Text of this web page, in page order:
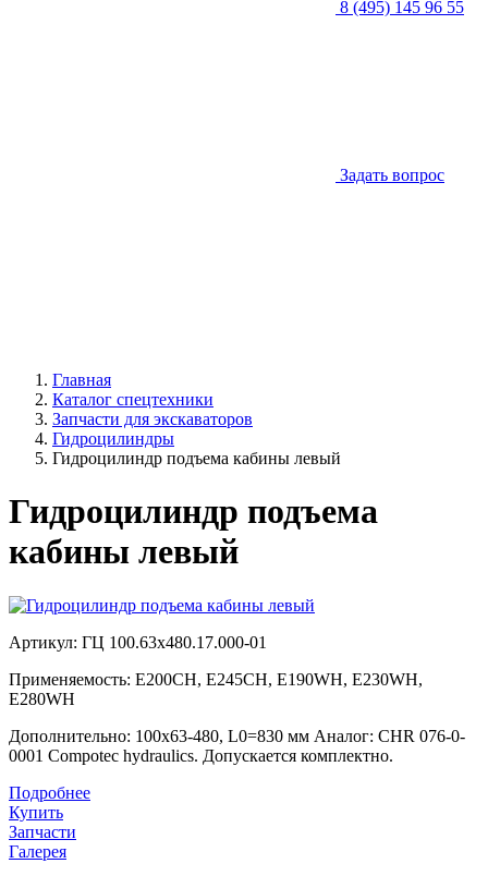
8 (495) 145 96 55
Задать вопрос
Главная
Каталог спецтехники
Запчасти для экскаваторов
Гидроцилиндры
Гидроцилиндр подъема кабины левый
Гидроцилиндр подъема
кабины левый
Артикул: ГЦ 100.63х480.17.000-01
Применяемость: E200CH, E245CH, E190WH, E230WH,
E280WH
Дополнительно: 100x63-480, L0=830 мм Аналог: CHR 076-0-
0001 Compotec hydraulics. Допускается комплектно.
Подробнее
Цена:
Цена по запросу
Купить
Запчасти
Галерея